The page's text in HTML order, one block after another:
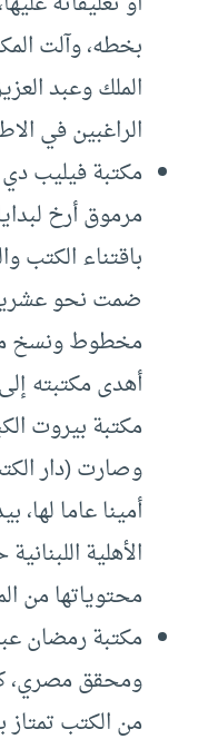
بخطه، وآلت
الملك وعبد
الراغبين في
مكتبة فيليب
مرموق أرخ
باقتناء الكتب
ضمت نحو
مخطوط ونسخ من
أهدى مكتبته إلى
وصارت (دار
أمينا عاما
الأهلية
محتوياتها من
مكتبة رمضان
ومحقق مصري،
من الكتب تمتاز